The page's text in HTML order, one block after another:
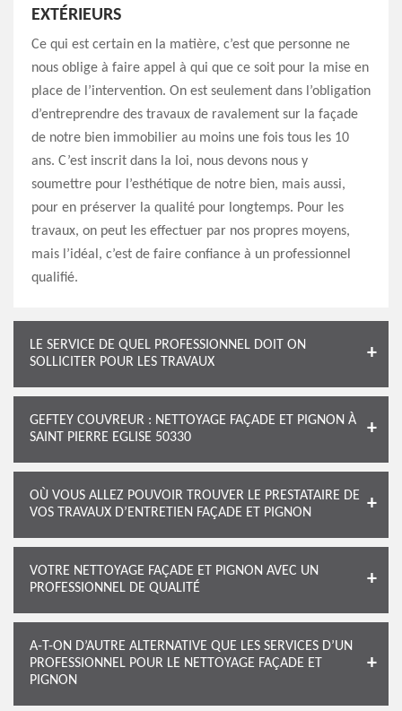
EXTÉRIEURS
Ce qui est certain en la matière, c’est que personne ne
nous oblige à faire appel à qui que ce soit pour la mise en
place de l’intervention. On est seulement dans l’obligation
d’entreprendre des travaux de ravalement sur la façade
de notre bien immobilier au moins une fois tous les 10
ans. C’est inscrit dans la loi, nous devons nous y
soumettre pour l’esthétique de notre bien, mais aussi,
pour en préserver la qualité pour longtemps. Pour les
travaux, on peut les effectuer par nos propres moyens,
mais l’idéal, c’est de faire confiance à un professionnel
qualifié.
LE SERVICE DE QUEL PROFESSIONNEL DOIT ON
SOLLICITER POUR LES TRAVAUX
GEFTEY COUVREUR : NETTOYAGE FAÇADE ET PIGNON À
SAINT PIERRE EGLISE 50330
OÙ VOUS ALLEZ POUVOIR TROUVER LE PRESTATAIRE DE
VOS TRAVAUX D’ENTRETIEN FAÇADE ET PIGNON
VOTRE NETTOYAGE FAÇADE ET PIGNON AVEC UN
PROFESSIONNEL DE QUALITÉ
A-T-ON D’AUTRE ALTERNATIVE QUE LES SERVICES D’UN
PROFESSIONNEL POUR LE NETTOYAGE FAÇADE ET
PIGNON